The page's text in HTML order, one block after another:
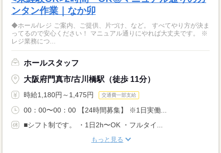
ンタン作業｜なか卯
◆ホール/レジ ご案内、ご提供、片づけ、など。 すべてやり方が決ま
ってるので安心ください！ マニュアル通りにやれば大丈夫です。 ※
レジ業務につ...
ホールスタッフ
大阪府門真市/古川橋駅（徒歩 11分）
時給1,180円～1,475円 交通費一部支給
00：00〜00：00 【24時間募集】 ※1日実働...
■シフト制です。 ・1日2h〜OK ・フルタイ...
もっと見る